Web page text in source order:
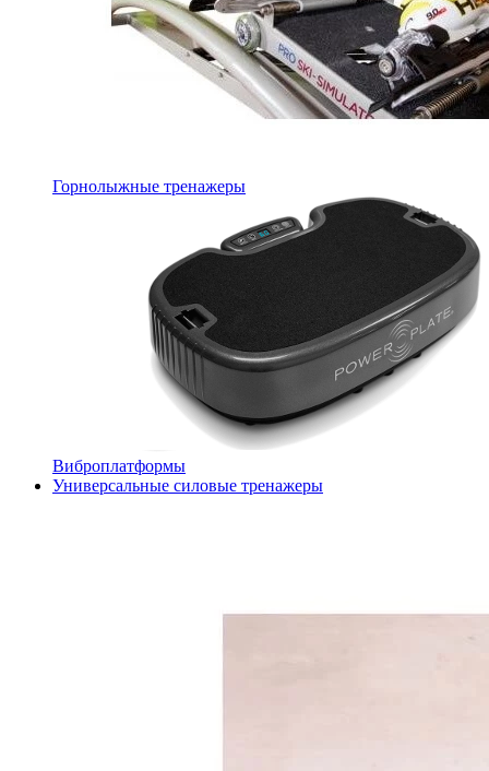
Горнолыжные тренажеры
Виброплатформы
Универсальные силовые тренажеры